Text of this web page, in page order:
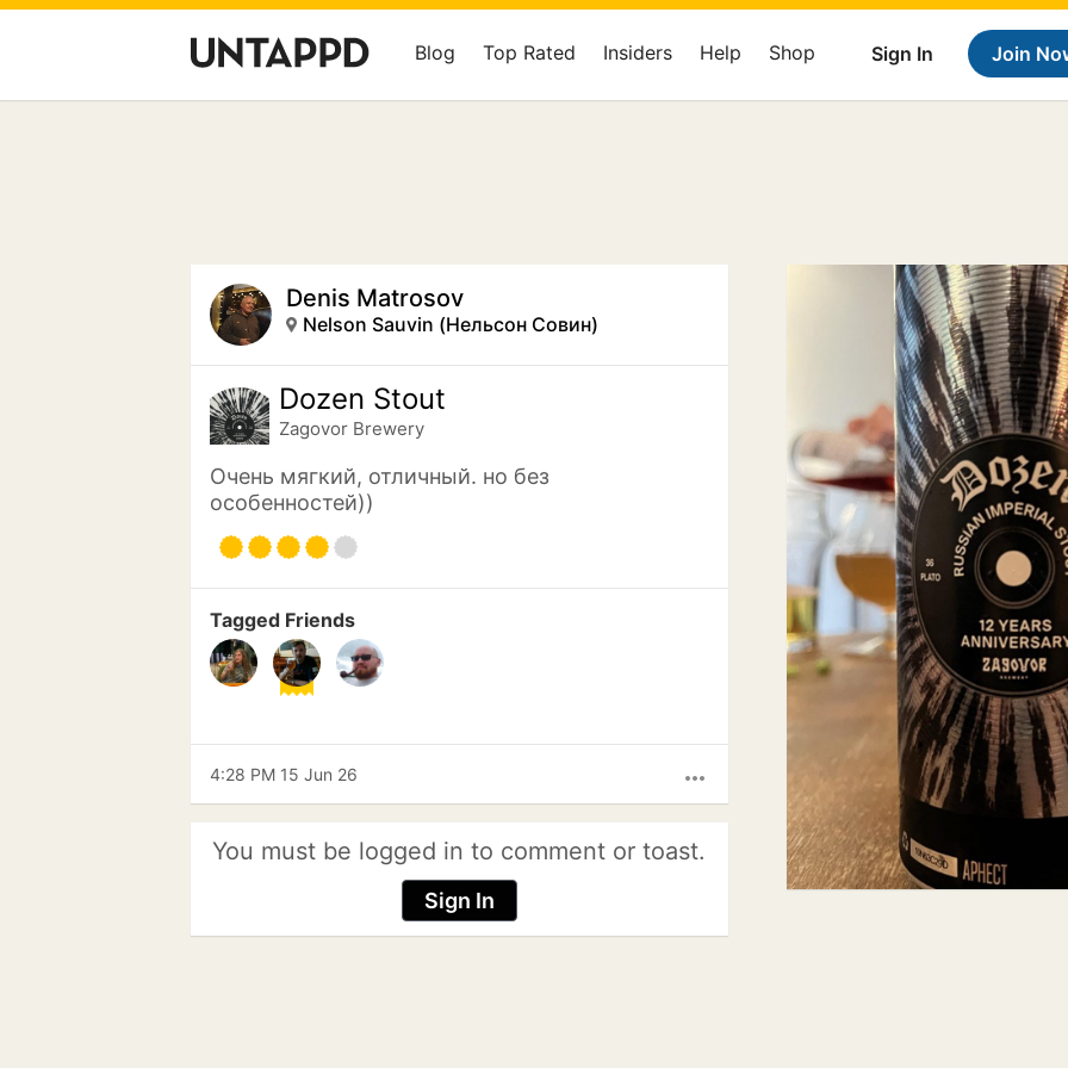
Sign In Join
Blog Top Rated Insiders Help Shop
Denis Matrosov
Nelson Sauvin (Нельсон Совин)
Dozen Stout
Zagovor Brewery
Очень мягкий, отличный. но без
особенностей))
Tagged Friends
more_horiz
4:28 PM 15 Jun 26
You must be logged in to comment or toast.
Sign In